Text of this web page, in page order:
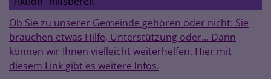
Ob Sie zu unserer Gemeinde gehören oder nicht: Sie
brauchen etwas Hilfe, Unterstützung oder... Dann
können wir Ihnen vielleicht weiterhelfen. Hier mit
diesem Link gibt es weitere Infos.